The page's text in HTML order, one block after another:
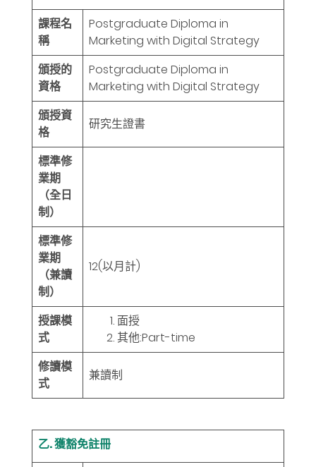
課程名
稱
Postgraduate Diploma in
Marketing with Digital Strategy
頒授的
資格
Postgraduate Diploma in
Marketing with Digital Strategy
頒授資
格
研究生證書
標準修
業期
（全日
制）
標準修
業期
（兼讀
制）
12(以月計)
授課模
式
面授
其他:Part-time
修讀模
式
兼讀制
乙. 獲豁免註冊